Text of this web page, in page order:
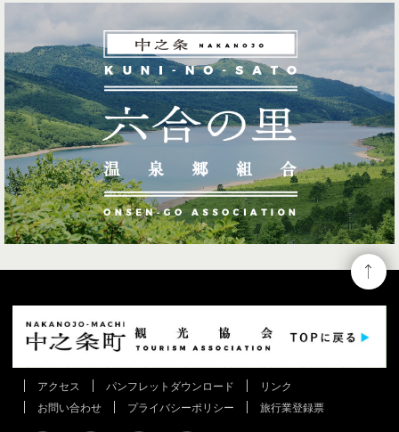
アクセス パンフレットダウンロード
リンク
お問い合わせ
プライバシーポリシー 旅行業登録票